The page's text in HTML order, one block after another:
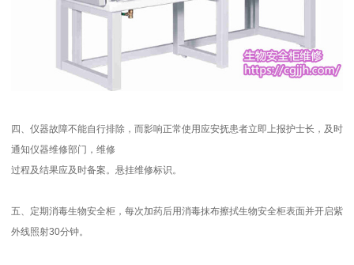
四、仪器故障不能自行排除，而影响正常使用应安抚患者立即上报护士长，及时
通知仪器维修部门，维修
过程及结果应及时备案。悬挂维修标识。
五、定期消毒生物安全柜，每次加药后用消毒抹布擦拭生物安全柜表面并开启紫
外线照射30分钟。